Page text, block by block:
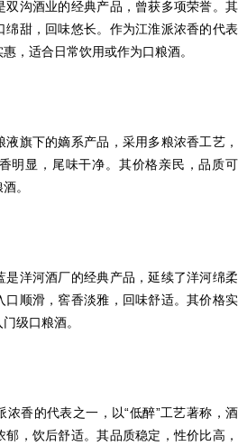
双沟酒业的经典产品，曾获多项荣誉。其
绵甜，回味悠长。作为江淮派浓香的代表
，适合日常饮用或作为口粮酒。
旗下的嫡系产品，采用多粮浓香工艺，
明显，尾味干净。其价格亲民，品质可
。
是洋河酒厂的经典产品，延续了洋河绵柔
口顺滑，窖香淡雅，回味舒适。其价格实
级口粮酒。
浓香的代表之一，以“低醉”工艺著称，酒
，饮后舒适。其品质稳定，性价比高，